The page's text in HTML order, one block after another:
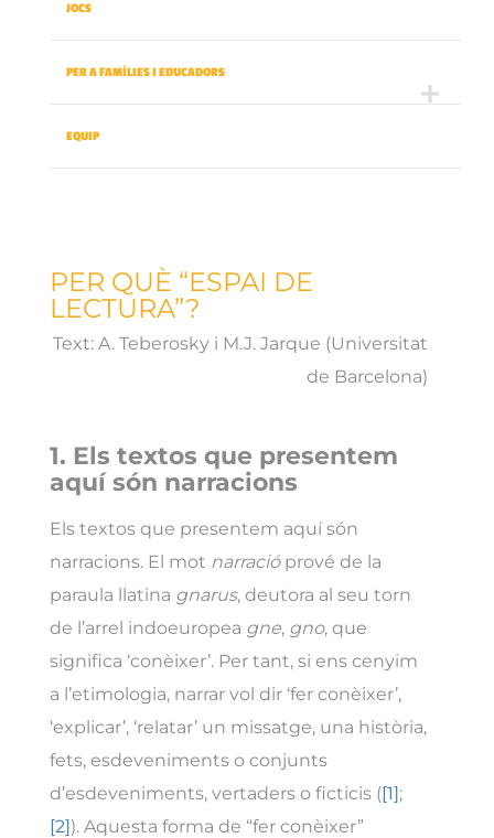
JOCS
PER A FAMÍLIES I EDUCADORS
EQUIP
PER QUÈ “ESPAI DE
LECTURA”?
Text: A. Teberosky i M.J. Jarque (Universitat
de Barcelona)
1. Els textos que presentem
aquí són narracions
Els textos que presentem aquí són
narracions. El mot narracióprové de la
paraula llatina gnarus, deutora al seu torn
de l’arrel indoeuropea gne, gno, que
significa ‘conèixer’. Per tant, si ens cenyim
a l’etimologia, narrar vol dir ‘fer conèixer’,
‘explicar’, ‘relatar’ un missatge, una història,
fets, esdeveniments o conjunts
d’esdeveniments, vertaders o ficticis ([1];
[2]). Aquesta forma de “fer conèixer”